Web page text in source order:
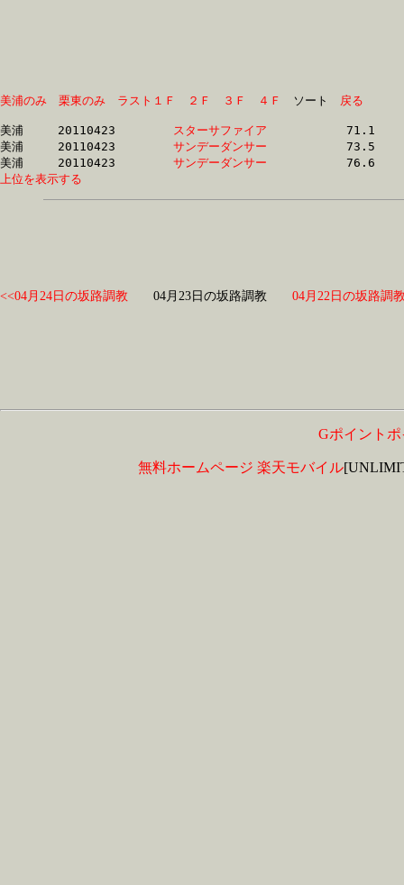
美浦のみ 栗東のみ ラスト１Ｆ ２Ｆ ３Ｆ ４Ｆ ソート 戻る
スターサファイア
サンデーダンサー
サンデーダンサー
上位を表示する
<<04月24日の坂路調教 04月23日の坂路調教 04月22日の坂路調
Gポイント
無料ホームページ 楽天モバイル